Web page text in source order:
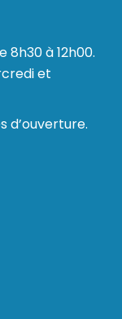
à 12h00.
et
d’ouverture.